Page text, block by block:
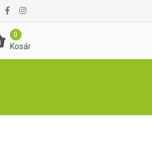
0
Kosár